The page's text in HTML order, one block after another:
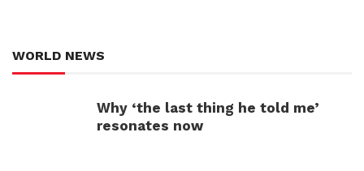
WORLD NEWS
Why ‘the last thing he told me’
resonates now